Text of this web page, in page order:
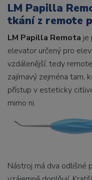
LM Papilla
tkání z remote
LM Papilla Remota je
elevator určený pro
vzdálenější, tedy
zajímavý zejména tam,
přístup v esteticky
mimo ni.
Nástroj má dva odlišné